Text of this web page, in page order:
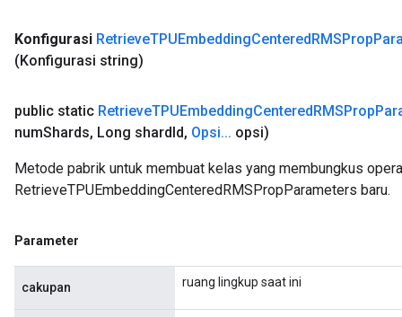
Konfigurasi RetrieveTPUEmbeddingCenteredRMSProp
(Konfigurasi string)
public static RetrieveTPUEmbeddingCenteredRMSProp
numShards, Long shardId, Opsi... opsi)
Metode pabrik untuk membuat kelas yang membungkus
RetrieveTPUEmbeddingCenteredRMSPropParameters baru.
Parameter
cakupan ruang lingkup saat ini